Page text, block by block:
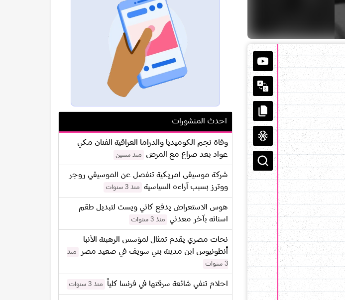
احدث المنشورات
وفاة نجم الكوميديا والدراما العراقية الفنان مكي
عواد بعد صراع مع المرض
منذ سنتين
شركة موسيقى امريكية تنفصل عن الموسيقي روجر
ووترز بسبب آراءه السياسية
منذ 3 سنوات
هوس الاستعراض يدفع كاني ويست لتبديل طقم
اسنانه بآخر معدني
منذ 3 سنوات
نحات مصري يقدم تمثال لمؤسس الرهبنة الأنبا
أنطونيوس ابن مدينة بني سويف في صعيد مصر
منذ
3 سنوات
احلام تنفي شائعة سرقتها في فرنسا كلياً منذ 3 سنوات